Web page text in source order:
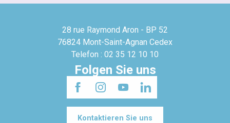
28 rue Raymond Aron - BP 52
76824 Mont-Saint-Agnan Cedex
Telefon : 02 35 12 10 10
Folgen Sie uns
Kontaktieren Sie uns